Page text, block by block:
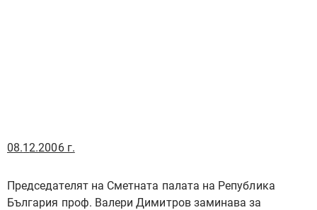
08.12.2006 г.
Председателят на Сметната палата на Република
България проф. Валери Димитров заминава за